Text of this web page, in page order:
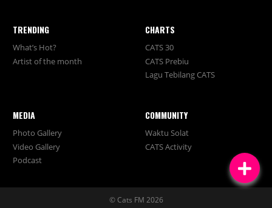
TRENDING
What’s Hot?
Artist of the month
CHARTS
CATS 30
CATS Prebiu
Lagu Tebilang CATS
MEDIA
Photo Gallery
Video Gallery
Podcast
COMMUNITY
Waktu Solat
CATS Activity
© Cats FM 2026